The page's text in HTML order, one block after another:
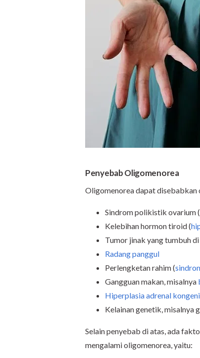
Penyebab Oligomenorea
Oligomenorea dapat disebabkan
Sindrom polikistik ovarium (
Kelebihan hormon tiroid (
Tumor jinak yang tumbuh
Radang panggul
Perlengketan rahim (
Gangguan makan, misalnya
Hiperplasia adrenal
Kelainan genetik, misalnya
Selain penyebab di atas, ada
mengalami oligomenorea, yaitu: